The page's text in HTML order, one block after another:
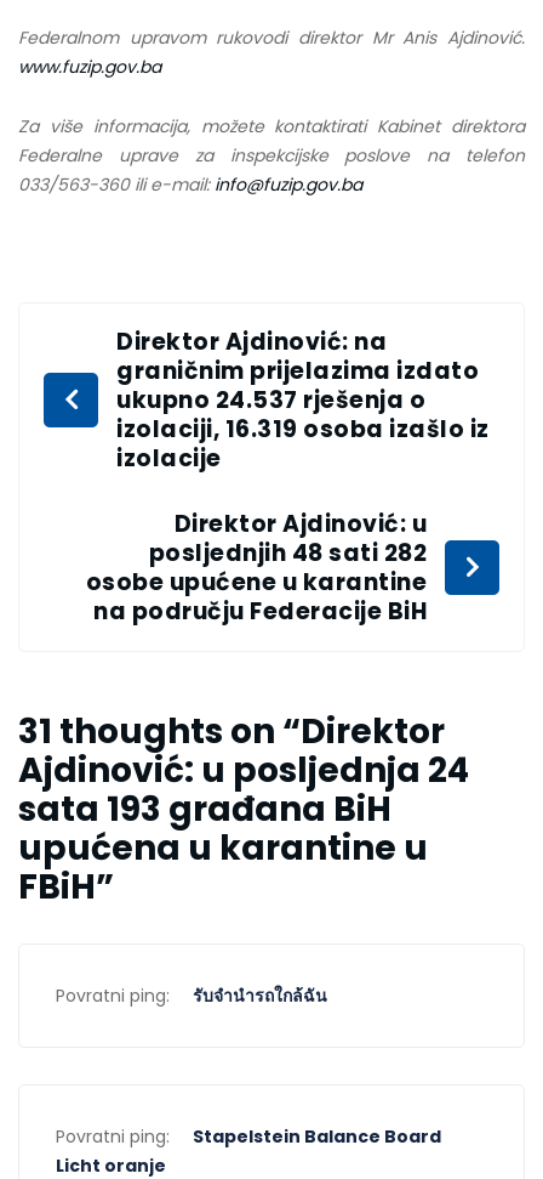
Federalnom upravom rukovodi direktor Mr Anis Ajdinović.
www.fuzip.gov.ba
Za više informacija, možete kontaktirati Kabinet direktora
Federalne uprave za inspekcijske poslove na telefon
033/563-360 ili e-mail: info@fuzip.gov.ba
Direktor Ajdinović: na
graničnim prijelazima izdato
ukupno 24.537 rješenja o
izolaciji, 16.319 osoba izašlo iz
izolacije
Direktor Ajdinović: u
posljednjih 48 sati 282
osobe upućene u karantine
na području Federacije BiH
31 thoughts on “Direktor
Ajdinović: u posljednja 24
sata 193 građana BiH
upućena u karantine u
FBiH”
Povratni ping: รับจำนำรถใกล้ฉัน
Povratni ping:
Stapelstein Balance Board
Licht oranje